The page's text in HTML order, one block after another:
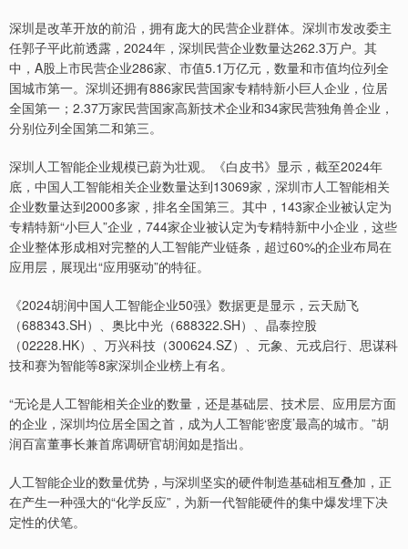
深圳是改革开放的前沿，拥有庞大的民营企业群体。深圳市发改委主
任郭子平此前透露，2024年，深圳民营企业数量达262.3万户。其
中，A股上市民营企业286家、市值5.1万亿元，数量和市值均位列全
国城市第一。深圳还拥有886家民营国家专精特新小巨人企业，位居
全国第一；2.37万家民营国家高新技术企业和34家民营独角兽企业，
分别位列全国第二和第三。
深圳人工智能企业规模已蔚为壮观。《白皮书》显示，截至2024年
底，中国人工智能相关企业数量达到13069家，深圳市人工智能相关
企业数量达到2000多家，排名全国第三。其中，143家企业被认定为
专精特新“小巨人”企业，744家企业被认定为专精特新中小企业，这些
企业整体形成相对完整的人工智能产业链条，超过60%的企业布局在
应用层，展现出“应用驱动”的特征。
《2024胡润中国人工智能企业50强》数据更是显示，云天励飞
（688343.SH）、奥比中光（688322.SH）、晶泰控股
（02228.HK）、万兴科技（300624.SZ）、元象、元戎启行、思谋科
技和赛为智能等8家深圳企业榜上有名。
“无论是人工智能相关企业的数量，还是基础层、技术层、应用层方面
的企业，深圳均位居全国之首，成为人工智能‘密度’最高的城市。”胡
润百富董事长兼首席调研官胡润如是指出。
人工智能企业的数量优势，与深圳坚实的硬件制造基础相互叠加，正
在产生一种强大的“化学反应”，为新一代智能硬件的集中爆发埋下决
定性的伏笔。